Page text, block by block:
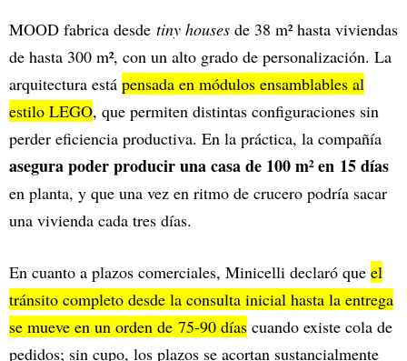
MOOD fabrica desde tiny houses de 38 m² hasta viviendas
de hasta 300 m², con un alto grado de personalización. La
arquitectura está pensada en módulos ensamblables al
estilo LEGO, que permiten distintas configuraciones sin
perder eficiencia productiva. En la práctica, la compañía
asegura poder producir una casa de 100 m² en 15 días
en planta, y que una vez en ritmo de crucero podría sacar
una vivienda cada tres días.
En cuanto a plazos comerciales, Minicelli declaró que el
tránsito completo desde la consulta inicial hasta la entrega
se mueve en un orden de 75-90 días cuando existe cola de
pedidos; sin cupo, los plazos se acortan sustancialmente